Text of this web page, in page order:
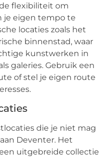
flexibiliteit om
je eigen tempo te
locaties zoals het
binnenstad, waar
kunstwerken in
galeries. Gebruik een
of stel je eigen route
die je niet mag
Deventer. Het
uitgebreide collectie